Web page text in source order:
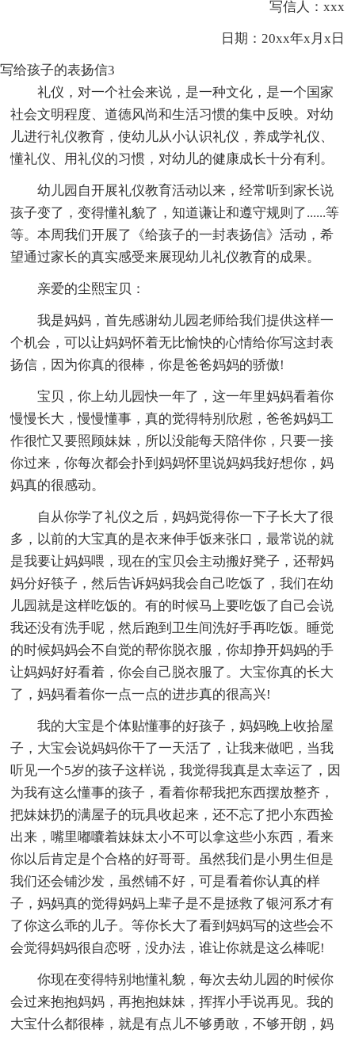
写信人：xxx
日期：20xx年x月x日
写给孩子的表扬信3
礼仪，对一个社会来说，是一种文化，是一个国家
社会文明程度、道德风尚和生活习惯的集中反映。对幼
儿进行礼仪教育，使幼儿从小认识礼仪，养成学礼仪、
懂礼仪、用礼仪的习惯，对幼儿的健康成长十分有利。
幼儿园自开展礼仪教育活动以来，经常听到家长说
孩子变了，变得懂礼貌了，知道谦让和遵守规则了......等
等。本周我们开展了《给孩子的一封表扬信》活动，希
望通过家长的真实感受来展现幼儿礼仪教育的成果。
亲爱的尘熙宝贝：
我是妈妈，首先感谢幼儿园老师给我们提供这样一
个机会，可以让妈妈怀着无比愉快的心情给你写这封表
扬信，因为你真的很棒，你是爸爸妈妈的骄傲!
宝贝，你上幼儿园快一年了，这一年里妈妈看着你
慢慢长大，慢慢懂事，真的觉得特别欣慰，爸爸妈妈工
作很忙又要照顾妹妹，所以没能每天陪伴你，只要一接
你过来，你每次都会扑到妈妈怀里说妈妈我好想你，妈
妈真的很感动。
自从你学了礼仪之后，妈妈觉得你一下子长大了很
多，以前的大宝真的是衣来伸手饭来张口，最常说的就
是我要让妈妈喂，现在的宝贝会主动搬好凳子，还帮妈
妈分好筷子，然后告诉妈妈我会自己吃饭了，我们在幼
儿园就是这样吃饭的。有的时候马上要吃饭了自己会说
我还没有洗手呢，然后跑到卫生间洗好手再吃饭。睡觉
的时候妈妈会不自觉的帮你脱衣服，你却挣开妈妈的手
让妈妈好好看着，你会自己脱衣服了。大宝你真的长大
了，妈妈看着你一点一点的进步真的很高兴!
我的大宝是个体贴懂事的好孩子，妈妈晚上收拾屋
子，大宝会说妈妈你干了一天活了，让我来做吧，当我
听见一个5岁的孩子这样说，我觉得我真是太幸运了，因
为我有这么懂事的孩子，看着你帮我把东西摆放整齐，
把妹妹扔的满屋子的玩具收起来，还不忘了把小东西捡
出来，嘴里嘟囔着妹妹太小不可以拿这些小东西，看来
你以后肯定是个合格的好哥哥。虽然我们是小男生但是
我们还会铺沙发，虽然铺不好，可是看着你认真的样
子，妈妈真的觉得妈妈上辈子是不是拯救了银河系才有
了你这么乖的儿子。等你长大了看到妈妈写的这些会不
会觉得妈妈很自恋呀，没办法，谁让你就是这么棒呢!
你现在变得特别地懂礼貌，每次去幼儿园的时候你
会过来抱抱妈妈，再抱抱妹妹，挥挥小手说再见。我的
大宝什么都很棒，就是有点儿不够勇敢，不够开朗，妈